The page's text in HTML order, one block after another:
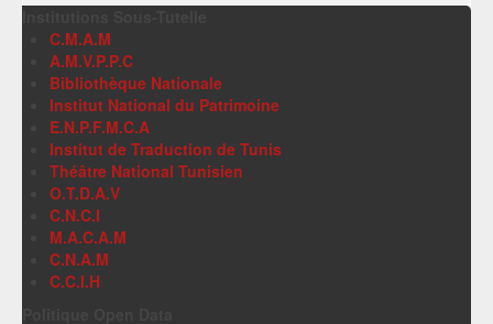
C.M.A.M
A.M.V.P.P.C
Bibliothèque Nationale
Institut National du Patrimoine
E.N.P.F.M.C.A
Institut de Traduction de Tunis
Théâtre National Tunisien
O.T.D.A.V
C.N.C.I
M.A.C.A.M
C.N.A.M
C.C.I.H